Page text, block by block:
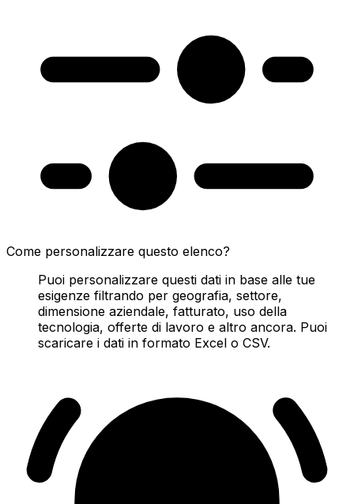
Come personalizzare questo elenco?
Puoi personalizzare questi dati in base alle tue
esigenze filtrando per geografia, settore,
dimensione aziendale, fatturato, uso della
tecnologia, offerte di lavoro e altro ancora. Puoi
scaricare i dati in formato Excel o CSV.